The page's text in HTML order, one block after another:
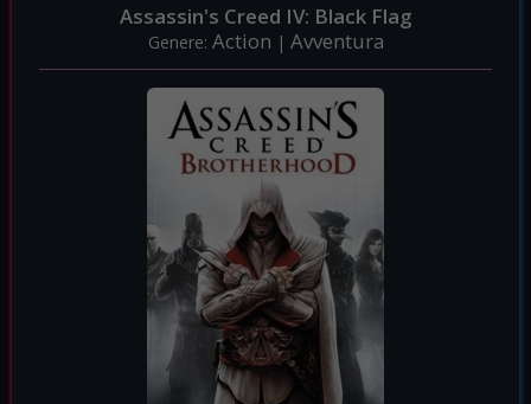
Assassin's Creed IV: Black Flag
Genere: Action | Avventura